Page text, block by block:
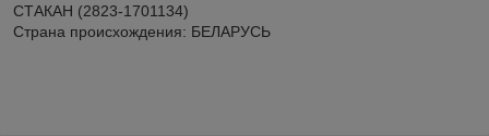
СТАКАН (2823-1701134)
Страна происхождения: БЕЛАРУСЬ